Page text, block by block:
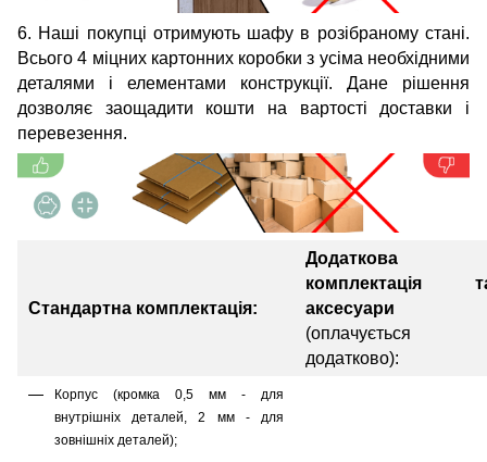
6. Наші покупці отримують шафу в розібраному стані.
Всього 4 міцних картонних коробки з усіма необхідними
деталями і елементами конструкції. Дане рішення
дозволяє заощадити кошти на вартості доставки і
перевезення.
Стандартна комплектація:
Додаткова
комплектація
аксесуари
(оплачується
додатково):
Корпус (кромка 0,5 мм - для
внутрішніх деталей, 2 мм - для
зовнішніх деталей);